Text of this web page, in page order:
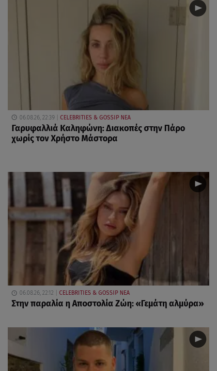
06.08.26, 22:39 CELEBRITIES & GOSSIP ΝΕΑ
Γαρυφαλλιά Καληφώνη: Διακοπές στην Πάρο
χωρίς τον Χρήστο Μάστορα
06.08.26, 22:12 CELEBRITIES & GOSSIP ΝΕΑ
Στην παραλία η Αποστολία Ζώη: «Γεμάτη αλμύρα»